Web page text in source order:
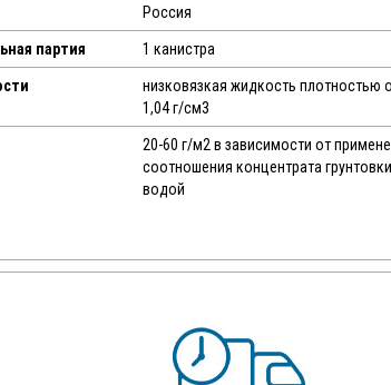
Россия
партия 1 канистра
низковязкая жидкость плотностью
1,04 г/см3
20-60 г/м2 в зависимости от
соотношения концентрата
водой